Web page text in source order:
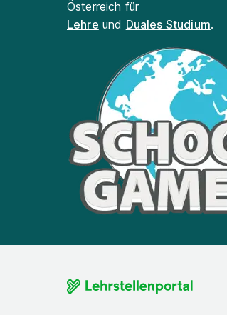
Österreich für
Lehre und Duales Studium.